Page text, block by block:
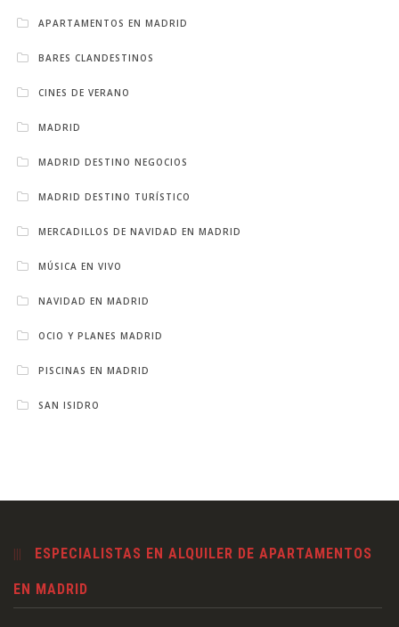
APARTAMENTOS EN MADRID
BARES CLANDESTINOS
CINES DE VERANO
MADRID
MADRID DESTINO NEGOCIOS
MADRID DESTINO TURÍSTICO
MERCADILLOS DE NAVIDAD EN MADRID
MÚSICA EN VIVO
NAVIDAD EN MADRID
OCIO Y PLANES MADRID
PISCINAS EN MADRID
SAN ISIDRO
ESPECIALISTAS EN ALQUILER DE APARTAMENTOS
EN MADRID